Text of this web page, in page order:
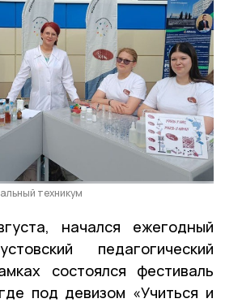
техникум
начался ежегодный
педагогический
состоялся фестиваль
под девизом «Учиться и